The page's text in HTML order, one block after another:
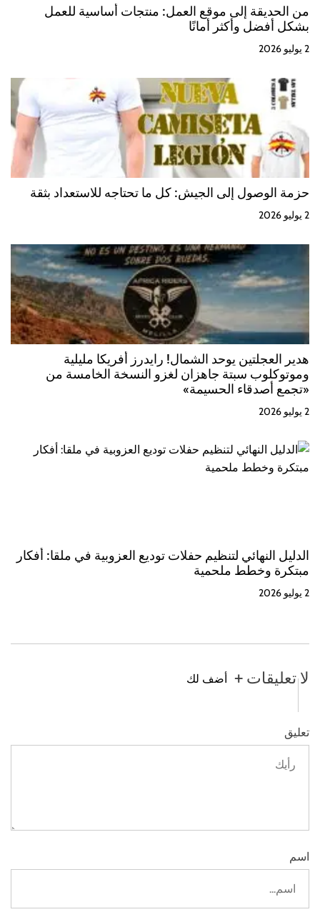
من الحديقة إلى موقع العمل: منتجات أساسية للعمل
بشكل أفضل وأكثر أمانًا
2 يوليو 2026
حزمة الوصول إلى الجيش: كل ما تحتاجه للاستعداد بثقة
2 يوليو 2026
هدير العجلتين يوحد الشمال! رايدرز أفريكا مليلية
وموتوكلوب سبتة جاهزان لغزو النسخة الخامسة من
«تجمع أصدقاء الحسيمة»
2 يوليو 2026
الدليل النهائي لتنظيم حفلات توديع العزوبية في ملقا: أفكار
مبتكرة وخطط ملحمية
2 يوليو 2026
لا تعليقات + أضف لك
تعليق
اسم